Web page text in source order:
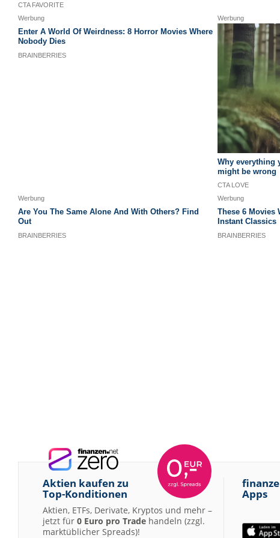
Aktien kaufen zu
Top-Konditionen
Aktien, ETFs, Derivate, Kryptos und mehr –
jetzt für 0 Euro pro Trade handeln (zzgl.
marktüblicher Spreads)!
Apps